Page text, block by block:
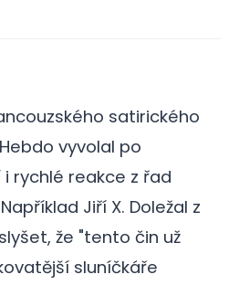
satirického
vyvolal po
rychlé reakce z řad
Jiří X. Doležal z
že "tento čin už
sluníčkáře